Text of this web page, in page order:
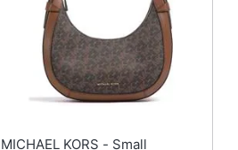
MICHAEL KORS - Small